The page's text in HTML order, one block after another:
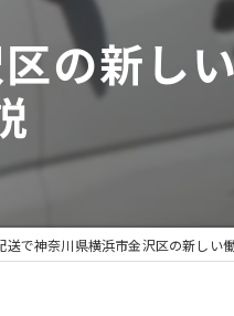
高収入
未経験
経験者
の新し
送で神奈川県横浜市金沢区の新しい